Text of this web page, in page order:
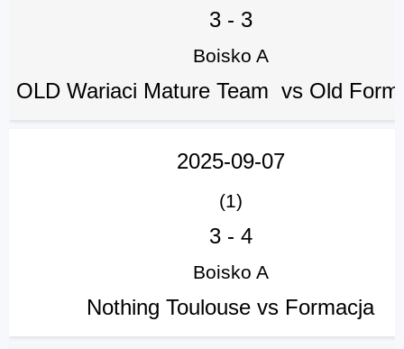
3- 3
Boisko A
OLD Wariaci Mature Team vs Old
2025-09-07
(1)
3- 4
Boisko A
Nothing Toulouse vs Formacja